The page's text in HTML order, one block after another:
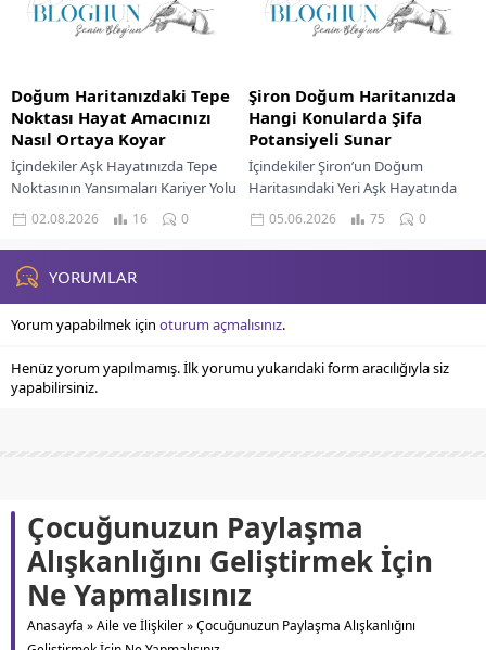
Doğum Haritanızdaki Tepe
Noktası Hayat Amacınızı
Nasıl Ortaya Koyar
İçindekiler Aşk Hayatınızda Tepe
Noktasının Yansımaları Kariyer Yolu
Ve Toplumsal Tanınma Maddi
Refah Ve Finansal Algı Kozmik bir
imza niteliğindeki...
02.08.2026 16 0
Şiron Doğum Haritanızda
Hangi Konularda Şifa
Potansiyeli Sunar
İçindekiler Şiron’un Doğum
Haritasındaki Yeri Aşk Hayatında
Şifa Potansiyeli Kariyer Yolu Ve Şifa
Maddi Alanlarda Şiron’un Şifası
Gökyüzündeki her bir...
05.06.2026 75 0
YORUMLAR
Yorum yapabilmek için oturum açmalısınız.
Henüz yorum yapılmamış. İlk yorumu yukarıdaki form aracılığıyla siz
yapabilirsiniz.
Çocuğunuzun Paylaşma
Alışkanlığını Geliştirmek İçin
Ne Yapmalısınız
Anasayfa »Aile ve İlişkiler»Çocuğunuzun Paylaşma Alışkanlığını